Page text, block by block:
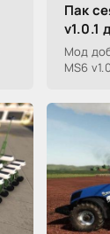
Пак
v1.0.1
Мод
MS6